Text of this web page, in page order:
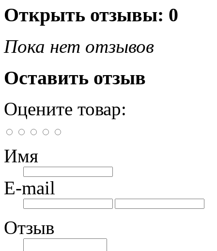
Открыть отзывы: 0
Пока нет отзывов
Оставить отзыв
Оцените товар:
Имя
E-mail
Отзыв